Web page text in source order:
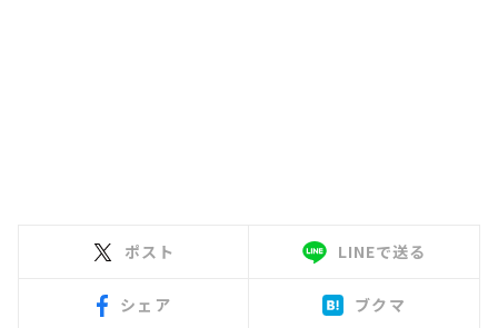
ポスト LINEで送る
シェア ブクマ